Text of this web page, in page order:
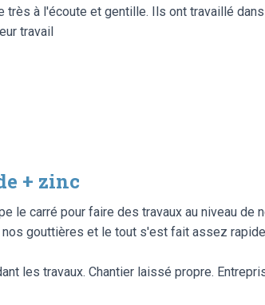
à l'écoute et gentille. Ils ont travaillé
travail
+ zinc
le carré pour faire des travaux au niveau
gouttières et le tout s'est fait assez
les travaux. Chantier laissé propre.